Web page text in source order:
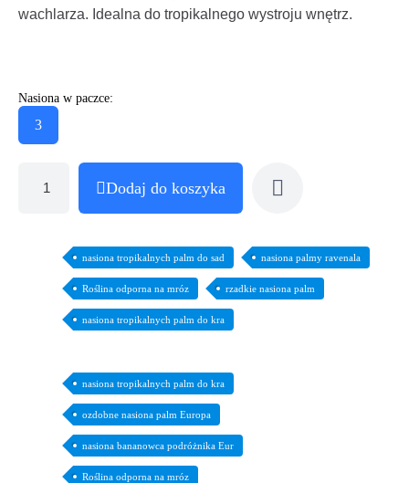
wachlarza. Idealna do tropikalnego wystroju wnętrz.
Nasiona w paczce:
3
Dodaj do koszyka
nasiona tropikalnych palm do sad nasiona palmy ravenala
Roślina odporna na mróz rzadkie nasiona palm
nasiona tropikalnych palm do kra
nasiona tropikalnych palm do kra
ozdobne nasiona palm Europa
nasiona bananowca podróżnika Eur
Roślina odporna na mróz